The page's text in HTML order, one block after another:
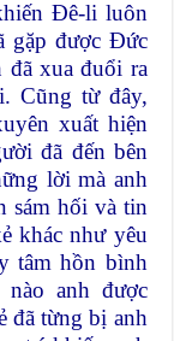
Đê-li luôn
gặp được Đức
đã xua đuổi ra
Cũng từ đây,
xuất hiện
đã đến bên
lời mà anh
sám hối và tin
khác như yêu
tâm hồn bình
anh được
đã từng bị anh